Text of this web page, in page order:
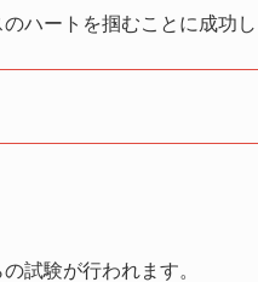
ハートを掴むことに成功し
試験が行われます。